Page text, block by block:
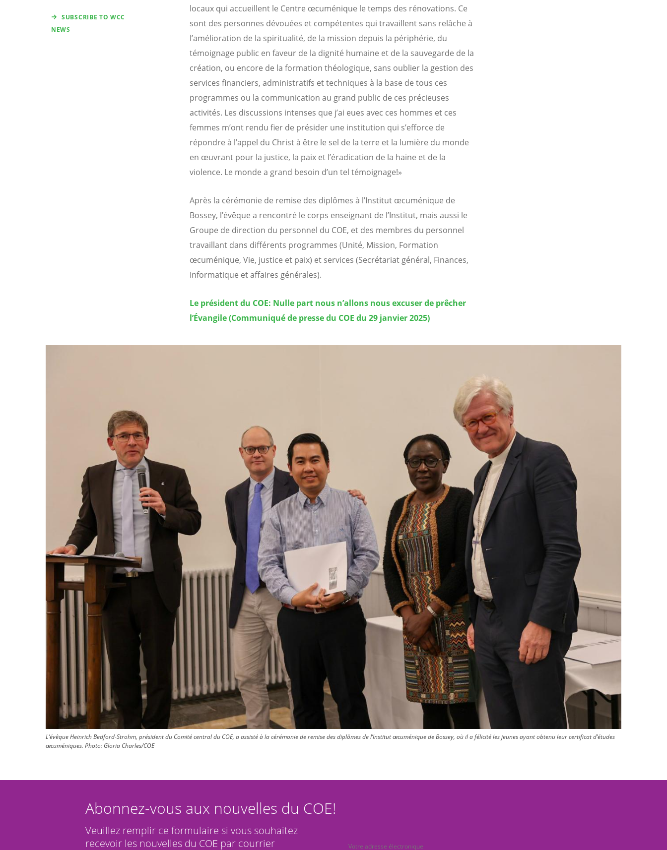
SUBSCRIBE TO WCC
NEWS
locaux qui accueillent le Centre œcuménique le temps des rénovations. Ce
sont des personnes dévouées et compétentes qui travaillent sans relâche à
l’amélioration de la spiritualité, de la mission depuis la périphérie, du
témoignage public en faveur de la dignité humaine et de la sauvegarde de la
création, ou encore de la formation théologique, sans oublier la gestion des
services financiers, administratifs et techniques à la base de tous ces
programmes ou la communication au grand public de ces précieuses
activités. Les discussions intenses que j’ai eues avec ces hommes et ces
femmes m’ont rendu fier de présider une institution qui s’efforce de
répondre à l’appel du Christ à être le sel de la terre et la lumière du monde
en œuvrant pour la justice, la paix et l’éradication de la haine et de la
violence. Le monde a grand besoin d’un tel témoignage!»
Après la cérémonie de remise des diplômes à l’Institut œcuménique de
Bossey, l’évêque a rencontré le corps enseignant de l’Institut, mais aussi le
Groupe de direction du personnel du COE, et des membres du personnel
travaillant dans différents programmes (Unité, Mission, Formation
œcuménique, Vie, justice et paix) et services (Secrétariat général, Finances,
Informatique et affaires générales).
Le président du COE: Nulle part nous n’allons nous excuser de prêcher
l’Évangile (Communiqué de presse du COE du 29 janvier 2025)
L’évêque Heinrich Bedford-Strohm, président du Comité central du COE, a assisté à la cérémonie de remise des diplômes de l’Institut œcuménique de Bossey, où il a félicité les jeunes ayant obtenu leur certificat d’études
œcuméniques. Photo: Gloria Charles/COE
Abonnez-vous aux nouvelles du COE!
Veuillez remplir ce formulaire si vous souhaitez
recevoir les nouvelles du COE par courrier